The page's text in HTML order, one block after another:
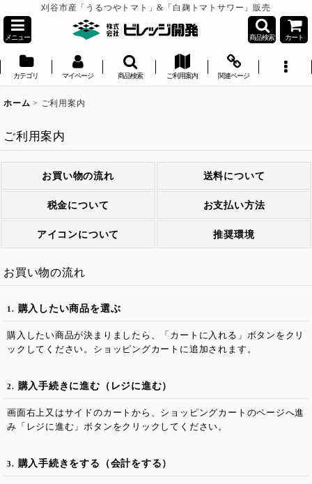
刈谷市産「うるつやトマト」&「白麹トマトサワー」販売
メニュー 商品検索 カート
カテゴリ マイページ 商品検索 ご利用案内 関連ページ
ホーム > ご利用案内
ご利用案内
お買い物の流れ 送料について
税金について お支払い方法
アイコンについて 推奨環境
お買い物の流れ
1. 購入したい商品を選ぶ
購入したい商品が決まりましたら、「カートに入れる」ボタンをクリ
ックしてください。ショッピングカートに追加されます。
2. 購入手続きに進む（レジに進む）
画面右上又はサイドのカートから、ショッピングカートのページへ進
み「レジに進む」ボタンをクリックしてください。
3. 購入手続きをする（会計をする）